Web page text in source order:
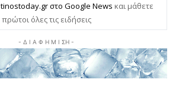
tinostoday.gr στο Google News και μάθετε
πρώτοι όλες τις ειδήσεις
- Δ Ι Α Φ Η Μ Ι ΣΗ -